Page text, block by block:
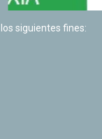
siguientes fines: